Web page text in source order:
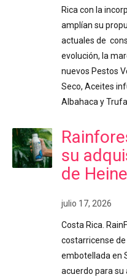
Rica con la
amplían su
actuales de
evolución, la
nuevos Pestos
Seco, Aceites
Albahaca y
su
de
julio 17, 2026
Costa Rica.
costarricense
embotellada en
acuerdo para su